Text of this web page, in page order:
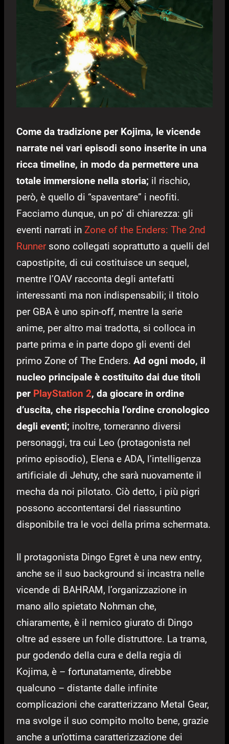
Come da tradizione per Kojima, le vicende
narrate nei vari episodi sono inserite in una
ricca timeline, in modo da permettere una
totale immersione nella storia; il rischio,
però, è quello di “spaventare” i neofiti.
Facciamo dunque, un po’ di chiarezza: gli
eventi narrati in Zone of the Enders: The 2nd
Runnersono collegati soprattutto a quelli del
capostipite, di cui costituisce un sequel,
mentre l’OAV racconta degli antefatti
interessanti ma non indispensabili; il titolo
per GBA è uno spin-off, mentre la serie
anime, per altro mai tradotta, si colloca in
parte prima e in parte dopo gli eventi del
primo Zone of The Enders. Ad ogni modo, il
nucleo principale è costituito dai due titoli
per PlayStation 2, da giocare in ordine
d’uscita, che rispecchia l’ordine cronologico
degli eventi; inoltre, torneranno diversi
personaggi, tra cui Leo (protagonista nel
primo episodio), Elena e ADA, l’intelligenza
artificiale di Jehuty, che sarà nuovamente il
mecha da noi pilotato. Ciò detto, i più pigri
possono accontentarsi del riassuntino
disponibile tra le voci della prima schermata.
Il protagonista Dingo Egret è una new entry,
anche se il suo background si incastra nelle
vicende di BAHRAM, l’organizzazione in
mano allo spietato Nohman che,
chiaramente, è il nemico giurato di Dingo
oltre ad essere un folle distruttore. La trama,
pur godendo della cura e della regia di
Kojima, è – fortunatamente, direbbe
qualcuno – distante dalle infinite
complicazioni che caratterizzano Metal Gear,
ma svolge il suo compito molto bene, grazie
anche a un’ottima caratterizzazione dei